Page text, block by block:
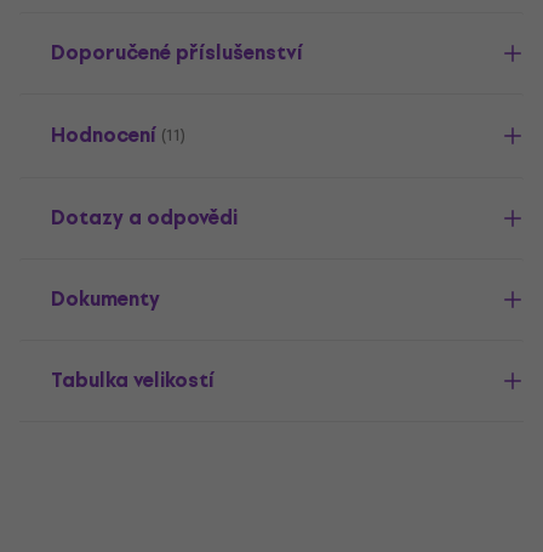
Doporučené příslušenství
Hodnocení (11)
Dotazy a odpovědi
Dokumenty
Tabulka velikostí